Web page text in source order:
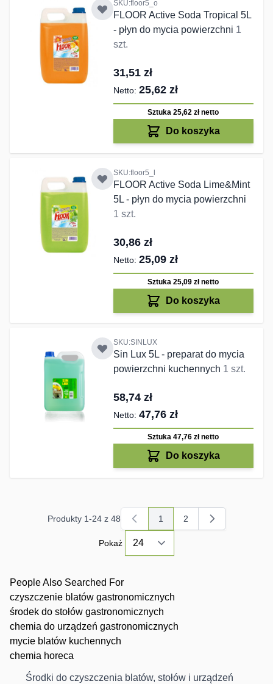
SKU:floor5_o
FLOOR Active Soda Tropical 5L
- płyn do mycia powierzchni 1
szt.
31,51 zł
25,62 zł
Sztuka 25,62 złnetto
Do koszyka
SKU:floor5_l
FLOOR Active Soda Lime&Mint
5L - płyn do mycia powierzchni
1 szt.
30,86 zł
25,09 zł
Sztuka 25,09 złnetto
Do koszyka
SKU:SINLUX
Sin Lux 5L - preparat do mycia
powierzchni kuchennych 1 szt.
58,74 zł
47,76 zł
Sztuka 47,76 złnetto
Do koszyka
Produkty 1-24z 48
Aktualnie czytasz stronę
1
Strona
2
Pokaż
People Also Searched For
czyszczenie blatów gastronomicznych
środek do stołów gastronomicznych
chemia do urządzeń gastronomicznych
mycie blatów kuchennych
chemia horeca
Środki do czyszczenia blatów, stołów i urządzeń